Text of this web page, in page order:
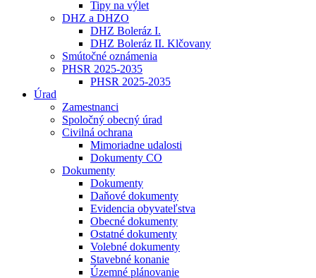
Tipy na výlet
DHZ a DHZO
DHZ Boleráz I.
DHZ Boleráz II. Klčovany
Smútočné oznámenia
PHSR 2025-2035
PHSR 2025-2035
Úrad
Zamestnanci
Spoločný obecný úrad
Civilná ochrana
Mimoriadne udalosti
Dokumenty CO
Dokumenty
Dokumenty
Daňové dokumenty
Evidencia obyvateľstva
Obecné dokumenty
Ostatné dokumenty
Volebné dokumenty
Stavebné konanie
Územné plánovanie